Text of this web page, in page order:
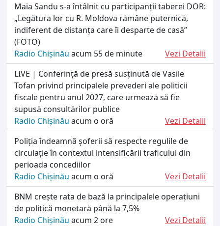
Maia Sandu s-a întâlnit cu participanții taberei DOR:
„Legătura lor cu R. Moldova rămâne puternică,
indiferent de distanța care îi desparte de casă”
(FOTO)
Radio Chișinău acum 55 de minute
Vezi Detalii
LIVE | Conferință de presă susținută de Vasile
Tofan privind principalele prevederi ale politicii
fiscale pentru anul 2027, care urmează să fie
supusă consultărilor publice
Radio Chișinău acum o oră
Vezi Detalii
Poliția îndeamnă șoferii să respecte regulile de
circulație în contextul intensificării traficului din
perioada concediilor
Radio Chișinău acum o oră
Vezi Detalii
BNM crește rata de bază la principalele operațiuni
de politică monetară până la 7,5%
Radio Chișinău acum 2 ore
Vezi Detalii